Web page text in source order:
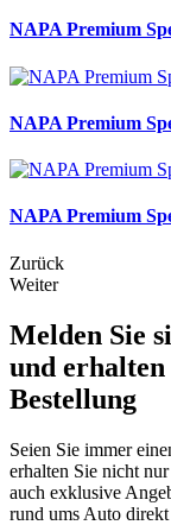
NAPA Premium
NAPA Premium
NAPA Premium
Zurück
Weiter
Melden Sie
und erhalten
Bestellung
Seien Sie immer
erhalten Sie nicht
auch exklusive
rund ums Auto